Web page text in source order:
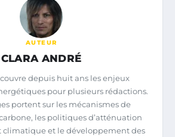
AUTEUR
CLARA ANDRÉ
depuis huit ans les enjeux
pour plusieurs rédactions.
portent sur les mécanismes de
les politiques d’atténuation
et le développement des